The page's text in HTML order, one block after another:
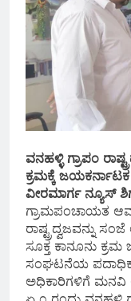
ವನಹಳ್ಳಿ ಗ್ರಾಪಂ
ಕ್ರಮಕ್ಕೆ
ವೀರಮಾರ್ಗ ನ್ಯೂಸ್
ಗ್ರಾಮಪಂಚಾಯತ
ರಾಷ್ಟ್ರದ್ವಜವನ್ನು
ಸೂಕ್ತ ಕಾನೂನು
ಸಂಘಟನೆಯ
ಅಧಿಕಾರಿಗಳಿಗೆ ಮನವಿ